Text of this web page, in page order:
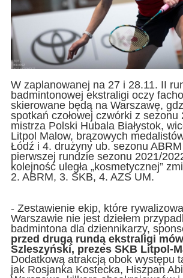
W zaplanowanej na 27 i 28.11. II
badmintonowej ekstraligi oczy
skierowane będą na Warszawę,
spotkań czołowej czwórki z sezonu
mistrza Polski Hubala Białystok,
Litpol Malow, brązowych
Łódź i 4. drużyny ub. sezonu
pierwszej rundzie sezonu 2021/
kolejność uległa „kosmetycznej”
2. ABRM, 3. SKB, 4. AZS UM.
- Zestawienie ekip, które
Warszawie nie jest dziełem
badmintona dla dziennikarzy,
przed drugą rundą ekstraligi
Szleszyński, prezes SKB Litpol-
Dodatkową atrakcją obok występu
jak Rosjanka Kostecka, Hiszpan